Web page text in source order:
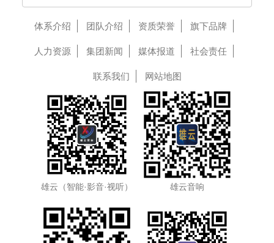
体系介绍 团队介绍 资质荣誉 旗下品牌
人力资源 集团新闻 媒体报道 社会责任
联系我们 网站地图
雄云（智能·影音·视听） 雄云音响